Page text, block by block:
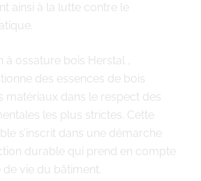
ainsi à la lutte contre le
ossature bois Herstal ,
des essences de bois
matériaux dans le respect des
les plus strictes. Cette
s’inscrit dans une démarche
durable qui prend en compte
de vie du bâtiment.